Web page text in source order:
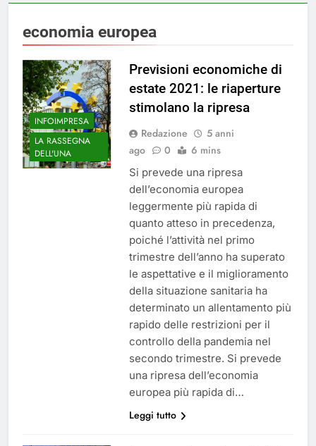
economia europea
INFOIMPRESA
LA RASSEGNA
DELL'UNA
Previsioni economiche di
estate 2021: le riaperture
stimolano la ripresa
Redazione
5 anni
ago
0 6 mins
Si prevede una ripresa
dell’economia europea
leggermente più rapida di
quanto atteso in precedenza,
poiché l’attività nel primo
trimestre dell’anno ha superato
le aspettative e il miglioramento
della situazione sanitaria ha
determinato un allentamento più
rapido delle restrizioni per il
controllo della pandemia nel
secondo trimestre. Si prevede
una ripresa dell’economia
europea più rapida di…
Leggi tutto